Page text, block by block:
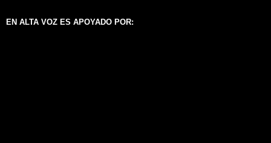
EN ALTA VOZ ES APOYADO POR: